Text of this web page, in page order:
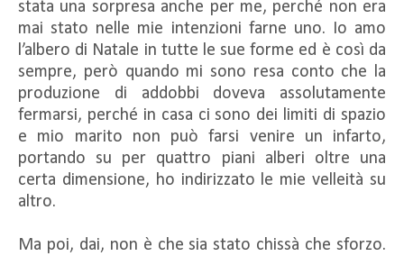
stata una sorpresa anche per me, perché non era
mai stato nelle mie intenzioni farne uno. Io amo
l’albero di Natale in tutte le sue forme ed è così da
sempre, però quando mi sono resa conto che la
produzione di addobbi doveva assolutamente
fermarsi, perché in casa ci sono dei limiti di spazio
e mio marito non può farsi venire un infarto,
portando su per quattro piani alberi oltre una
certa dimensione, ho indirizzato le mie velleità su
altro.
Ma poi, dai, non è che sia stato chissà che sforzo.